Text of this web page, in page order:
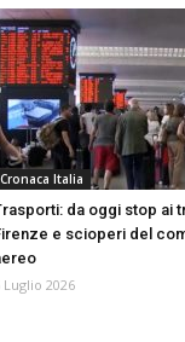
Cronaca Italia
da oggi stop ai
e scioperi del
Luglio 2026